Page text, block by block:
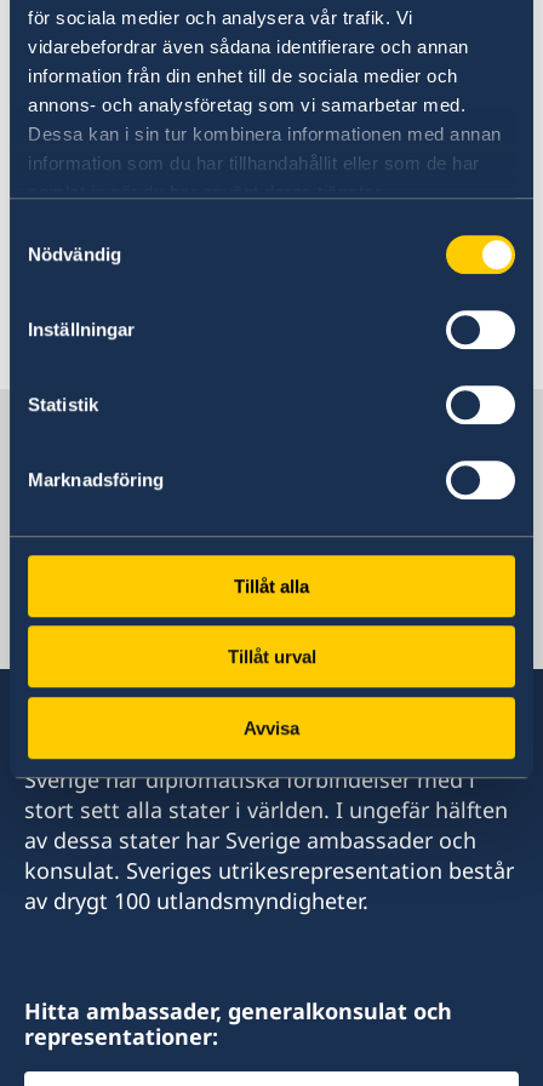
för sociala medier och analysera vår trafik. Vi
vidarebefordrar även sådana identifierare och annan
information från din enhet till de sociala medier och
annons- och analysföretag som vi samarbetar med.
Dessa kan i sin tur kombinera informationen med annan
information som du har tillhandahållit eller som de har
Nödvändig
Inställningar
Statistik
Marknadsföring
Tillåt alla
Tillåt urval
Avvisa
UD:s reseinformation på
regeringen.se
Ladda ner appen UD Resklar
Följ UD Resklar på Facebook och X
UD Resklar på Facebook
Kina, Shanghai
Sverige har diplomatiska förbindelser med i
stort sett alla stater i världen. I ungefär hälften
av dessa stater har Sverige ambassader och
konsulat. Sveriges utrikesrepresentation består
av drygt 100 utlandsmyndigheter.
Hitta ambassader, generalkonsulat och
representationer: